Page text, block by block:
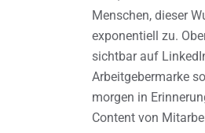
Menschen, dieser
exponentiell zu.
sichtbar auf
Arbeitgebermarke
morgen in
Content von